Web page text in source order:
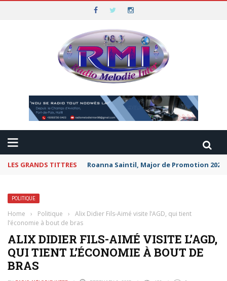
LES GRANDS TITTRES Roanna Saintil, Major de Promotion
POLITIQUE
Home › Politique ›
Alix Didier Fils-Aimé visite l’AGD, qui tient
l’économie à bout de bras
ALIX DIDIER FILS-AIMÉ VISITE L’AGD,
QUI TIENT L’ÉCONOMIE À BOUT DE
BRAS